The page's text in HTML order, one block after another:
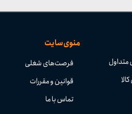
منوی سایت
فرصت‌های شغلی
قوانین و مقررات
تماس با ما